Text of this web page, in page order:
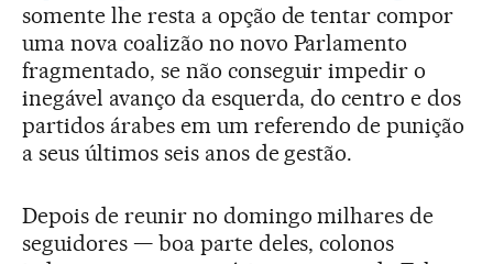
somente lhe resta a opção de tentar compor
uma nova coalizão no novo Parlamento
fragmentado, se não conseguir impedir o
inegável avanço da esquerda, do centro e dos
partidos árabes em um referendo de punição
a seus últimos seis anos de gestão.
Depois de reunir no domingo milhares de
seguidores — boa parte deles, colonos